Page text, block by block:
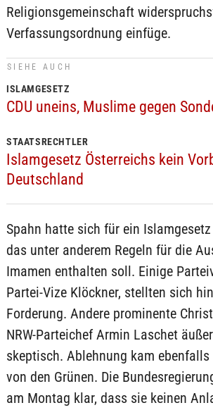
Religionsgemeinschaft
Verfassungsordnung einfüge.
SIEHE AUCH
ISLAMGESETZ
CDU uneins, Muslime gegen
STAATSRECHTLER
Islamgesetz Österreichs kein
Deutschland
Spahn hatte sich für ein
das unter anderem Regeln für die
Imamen enthalten soll. Einige
Partei-Vize Klöckner, stellten sich
Forderung. Andere prominente
NRW-Parteichef Armin Laschet
skeptisch. Ablehnung kam ebenfalls
von den Grünen. Die
am Montag klar, dass sie keinen